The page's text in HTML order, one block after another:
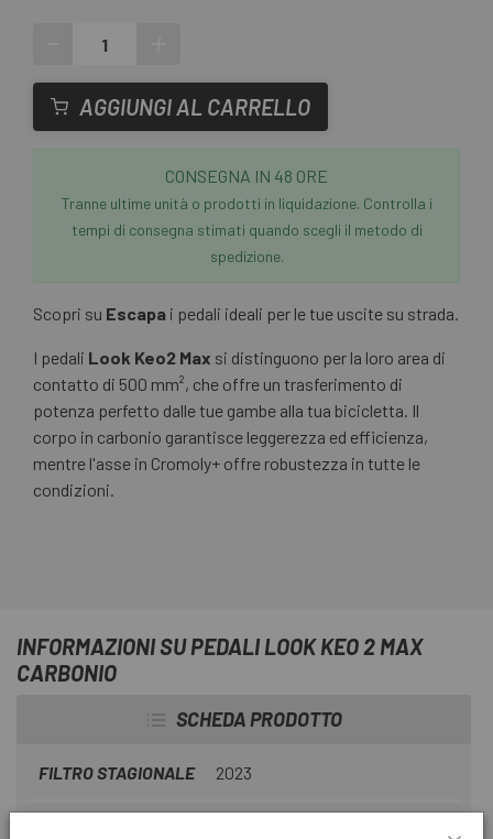
AGGIUNGI AL CARRELLO
CONSEGNA IN 48 ORE
Tranne ultime unità o prodotti in liquidazione. Controlla i
tempi di consegna stimati quando scegli il metodo di
spedizione.
Scopri su Escapa i pedali ideali per le tue uscite su strada.
I pedali Look Keo2 Max si distinguono per la loro area di
contatto di 500 mm², che offre un trasferimento di
potenza perfetto dalle tue gambe alla tua bicicletta. Il
corpo in carbonio garantisce leggerezza ed efficienza,
mentre l'asse in Cromoly+ offre robustezza in tutte le
condizioni.
INFORMAZIONI SU PEDALI LOOK KEO 2 MAX
CARBONIO
SCHEDA PRODOTTO
FILTRO STAGIONALE 2023